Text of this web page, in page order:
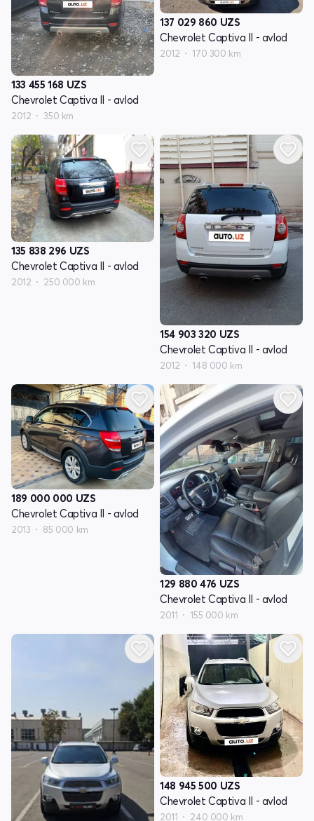
133 455 168 UZS
Chevrolet Captiva II - avlod
2012 350 km
137 029 860 UZS
Chevrolet Captiva II - avlod
2012 170 300 km
135 838 296 UZS
Chevrolet Captiva II - avlod
2012 250 000 km
154 903 320 UZS
Chevrolet Captiva II - avlod
2012 148 000 km
189 000 000 UZS
Chevrolet Captiva II - avlod
2013 85 000 km
129 880 476 UZS
Chevrolet Captiva II - avlod
2011 155 000 km
148 945 500 UZS
Chevrolet Captiva II - avlod
2011 240 000 km